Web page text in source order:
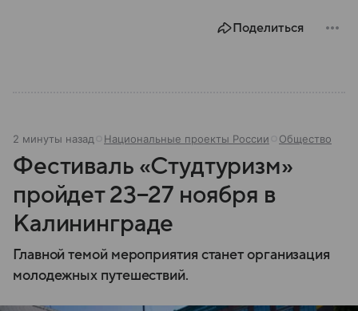
Поделиться
2 минуты назад Национальные проекты России Общество
Фестиваль «Студтуризм»
пройдет 23−27 ноября в
Калининграде
Главной темой мероприятия станет организация
молодежных путешествий.